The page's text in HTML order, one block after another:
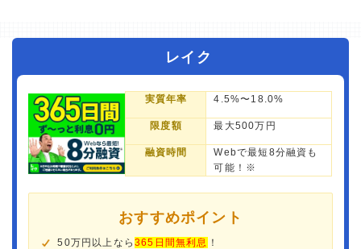
レイク
実質年率 4.5%〜18.0%
限度額 最大500万円
融資時間
Webで最短8分融資も
可能！※
おすすめポイント
50万円以上なら365日間無利息 ！